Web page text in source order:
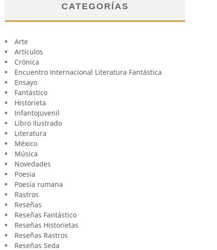
CATEGORÍAS
Arte
Artículos
Crónica
Encuentro Internacional Literatura Fantástica
Ensayo
Fantástico
Historieta
Infantojuvenil
Libro Ilustrado
Literatura
México
Música
Novedades
Poesia
Poesía rumana
Rastros
Reseñas
Reseñas Fantástico
Reseñas Historietas
Reseñas Rastros
Reseñas Seda